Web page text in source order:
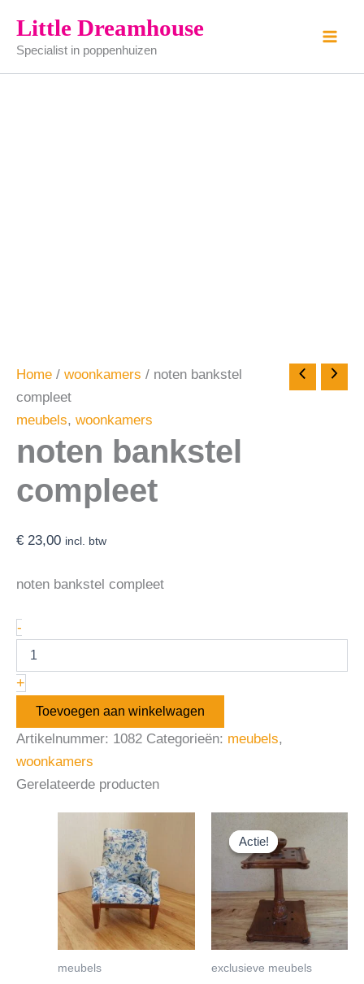
naar
inhoud
Little Dreamhouse
Specialist in poppenhuizen
Home / woonkamers / noten bankstel
compleet
meubels, woonkamers
noten bankstel
compleet
€ 23,00 incl. btw
noten bankstel compleet
-
bankstel
compleet
aantal
+
Toevoegen aan winkelwagen
Artikelnummer: 1082 Categorieën: meubels,
woonkamers
Gerelateerde producten
meubels
Actie!
Actie!
exclusieve meubels
prijs
was:
€ 29,50.
is:
€ 16,95.